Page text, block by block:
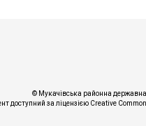
© Мукачівська районна
доступний за ліцензією Creative